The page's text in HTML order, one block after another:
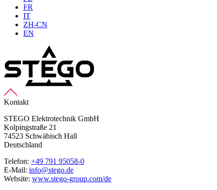
FR
IT
ZH-CN
EN
Kontakt
STEGO Elektrotechnik GmbH
Kolpingstraße 21
74523 Schwäbisch Hall
Deutschland
Telefon: +49 791 95058-0
E-Mail: info@stego.de
Website: www.stego-group.com/de